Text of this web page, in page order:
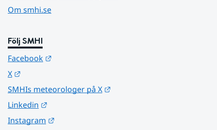
Om smhi.se
Följ SMHI
Facebook
X
SMHIs meteorologer på X
Linkedin
Instagram